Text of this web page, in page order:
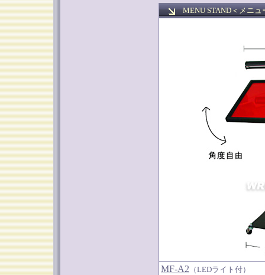
MENU STAND＜メニュ
MF-A2 （LEDライト付）